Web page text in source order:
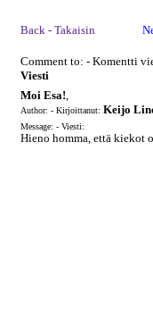
Back - Takaisin
Comment to: - Komentti
Viesti
Moi Esa!,
Author: - Kirjoittanut: Keijo
Message: - Viesti:
Hieno homma, että kiekot